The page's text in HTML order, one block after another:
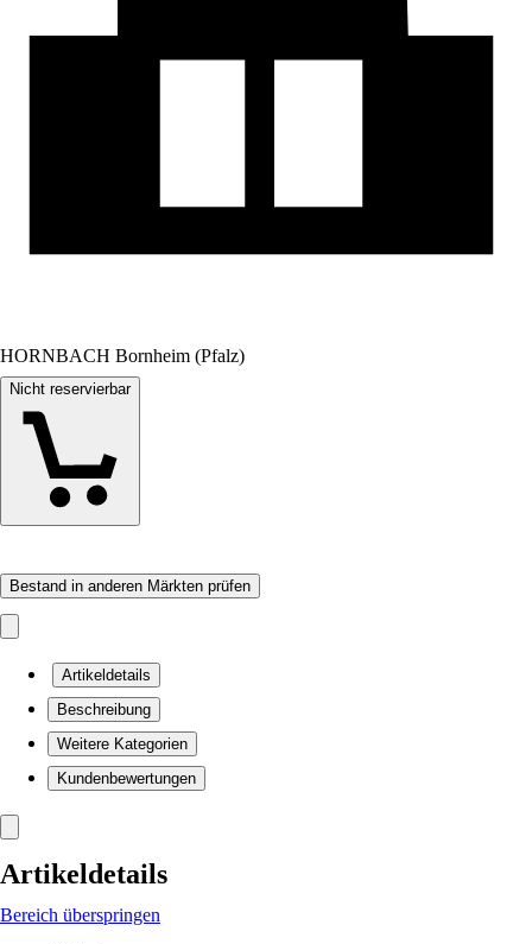
HORNBACH Bornheim (Pfalz)
Nicht reservierbar
Bestand in anderen Märkten prüfen
Artikeldetails
Beschreibung
Weitere Kategorien
Kundenbewertungen
Artikeldetails
Bereich überspringen